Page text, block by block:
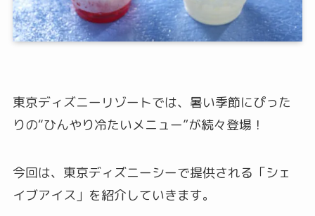
東京ディズニーリゾートでは、暑い季節にぴった
りの“ひんやり冷たいメニュー”が続々登場！
今回は、東京ディズニーシーで提供される「シェ
イブアイス」を紹介していきます。